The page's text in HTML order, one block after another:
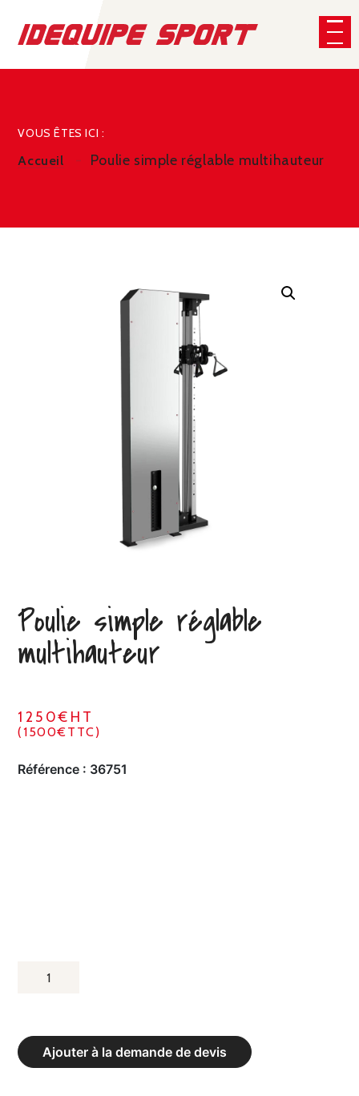
VOUS ÊTES ICI :
Accueil Poulie simple réglable multihauteur
Poulie simple réglable
multihauteur
1250€HT
(1500€TTC)
Référence : 36751
Ajouter à la demande de devis
QUANTITÉ
SIMPLE
RÉGLABLE